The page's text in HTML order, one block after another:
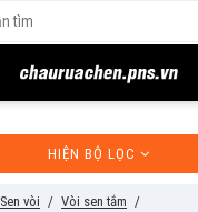
HIỆN BỘ LỌC
Sen vòi Vòi sen tắm